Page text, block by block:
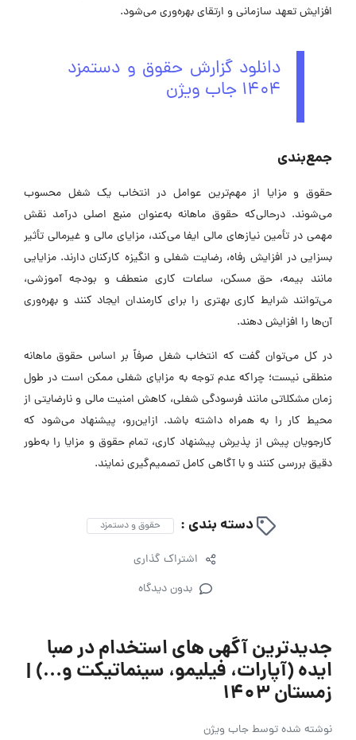
افزایش تعهد سازمانی و ارتقای بهره‌وری می‌شود.
دانلود گزارش حقوق و دستمزد
۱۴۰۴ جاب ویژن
جمع‌بندی
حقوق و مزایا از مهم‌ترین عوامل در انتخاب یک شغل محسوب
می‌شوند. درحالی‌که حقوق ماهانه به‌عنوان منبع اصلی درآمد نقش
مهمی در تأمین نیازهای مالی ایفا می‌کند، مزایای مالی و غیرمالی تأثیر
بسزایی در افزایش رفاه، رضایت شغلی و انگیزه کارکنان دارند. مزایایی
مانند بیمه، حق مسکن، ساعات کاری منعطف و بودجه آموزشی،
می‌توانند شرایط کاری بهتری را برای کارمندان ایجاد کنند و بهره‌وری
آن‌ها را افزایش دهند.
در کل می‌توان گفت که انتخاب شغل صرفاً بر اساس حقوق ماهانه
منطقی نیست؛ چراکه عدم توجه به مزایای شغلی ممکن است در طول
زمان مشکلاتی مانند فرسودگی شغلی، کاهش امنیت مالی و نارضایتی از
محیط کار را به همراه داشته باشد. ازاین‌رو، پیشنهاد می‌شود که
کارجویان پیش از پذیرش پیشنهاد کاری، تمام حقوق و مزایا را به‌طور
دقیق بررسی کنند و با آگاهی کامل تصمیم‌گیری نمایند.
دسته بندی : حقوق و دستمزد
اشتراک گذاری
بدون دیدگاه
جدیدترین آگهی های استخدام در صبا
ایده (آپارات، فیلیمو، سینماتیکت و…) |
زمستان ۱۴۰۳
نوشته شده توسطجاب ویژن